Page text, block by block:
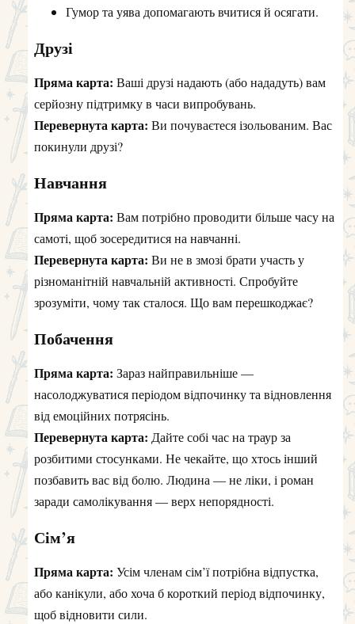
Гумор та уява допомагають вчитися й осягати.
Друзі
Пряма карта: Ваші друзі надають (або нададуть) вам
серйозну підтримку в часи випробувань.
Перевернута карта: Ви почуваєтеся ізольованим. Вас
покинули друзі?
Навчання
Пряма карта: Вам потрібно проводити більше часу на
самоті, щоб зосередитися на навчанні.
Перевернута карта: Ви не в змозі брати участь у
різноманітній навчальній активності. Спробуйте
зрозуміти, чому так сталося. Що вам перешкоджає?
Побачення
Пряма карта: Зараз найправильніше —
насолоджуватися періодом відпочинку та відновлення
від емоційних потрясінь.
Перевернута карта: Дайте собі час на траур за
розбитими стосунками. Не чекайте, що хтось інший
позбавить вас від болю. Людина — не ліки, і роман
заради самолікування — верх непорядності.
Сім’я
Пряма карта: Усім членам сім’ї потрібна відпустка,
або канікули, або хоча б короткий період відпочинку,
щоб відновити сили.